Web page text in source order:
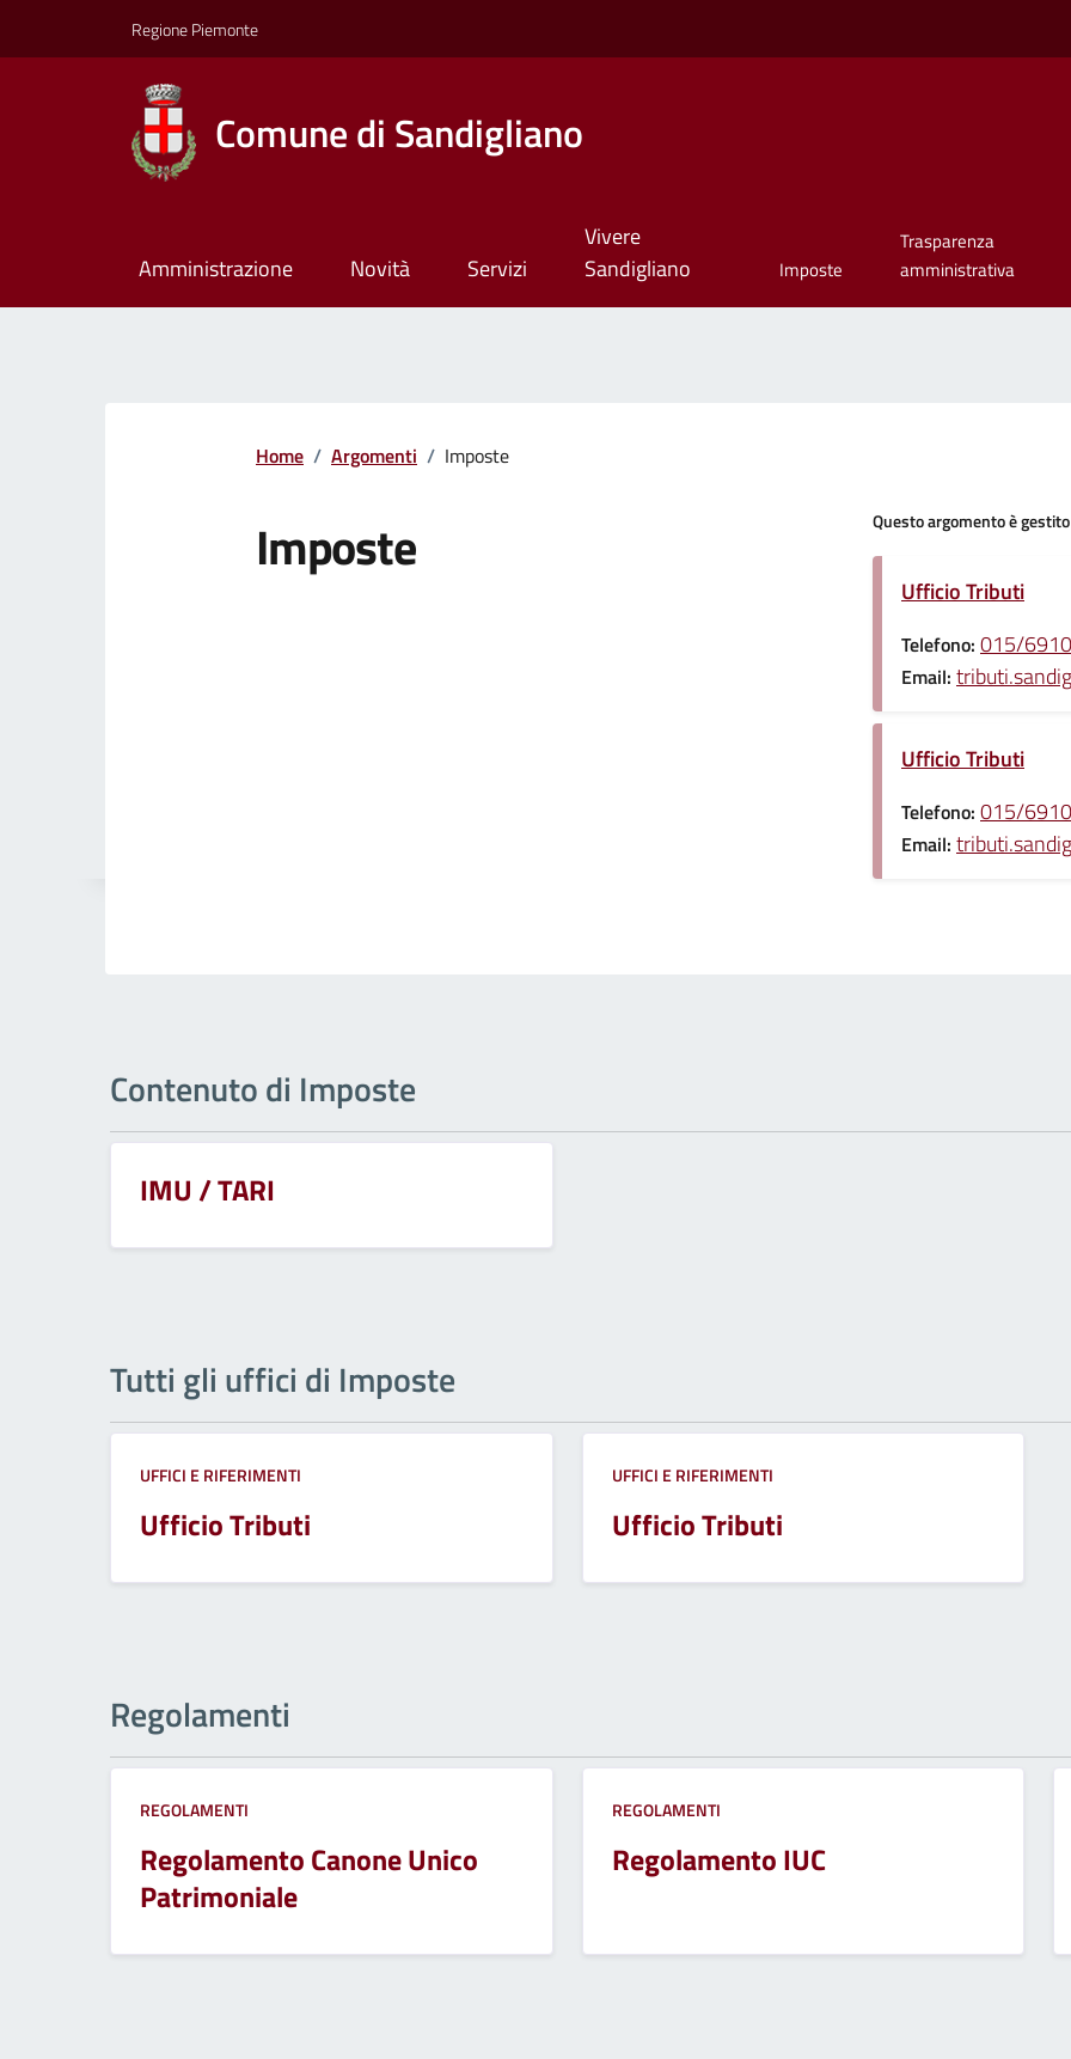
Regione Piemonte
Comune di Sandigliano
Amministrazione Novità Servizi
Vivere
Sandigliano
Imposte
Trasparenza
amministrativa
Home / Argomenti / Imposte
Imposte Questo argomento è
Ufficio Tributi
Telefono: 015/
Email:
Ufficio Tributi
Telefono: 015/
Email:
Contenuto di Imposte
IMU / TARI
Tutti gli uffici di Imposte
UFFICI E RIFERIMENTI
Ufficio Tributi
UFFICI E RIFERIMENTI
Ufficio Tributi
Regolamenti
REGOLAMENTI
Regolamento Canone Unico
Patrimoniale
REGOLAMENTI
Regolamento IUC